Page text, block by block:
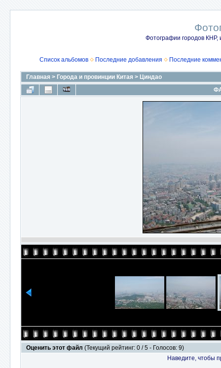
Фотографии городов КНР,
Список альбомов Последние добавления Последние
Главная > Города и провинции Китая > Циндао
Оценить этот файл (Текущий рейтинг: 0 / 5 - Голосов: 9)
Наведите, чтобы